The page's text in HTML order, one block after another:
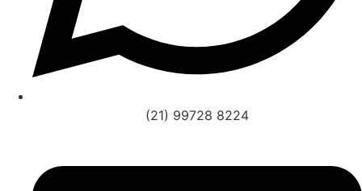
(21) 99728 8224